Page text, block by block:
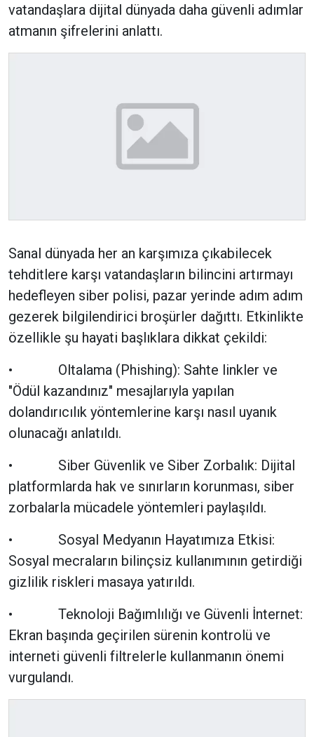
vatandaşlara dijital dünyada daha güvenli adımlar
atmanın şifrelerini anlattı.
Sanal dünyada her an karşımıza çıkabilecek
tehditlere karşı vatandaşların bilincini artırmayı
hedefleyen siber polisi, pazar yerinde adım adım
gezerek bilgilendirici broşürler dağıttı. Etkinlikte
özellikle şu hayati başlıklara dikkat çekildi:
• Oltalama (Phishing): Sahte linkler ve
"Ödül kazandınız" mesajlarıyla yapılan
dolandırıcılık yöntemlerine karşı nasıl uyanık
olunacağı anlatıldı.
• Siber Güvenlik ve Siber Zorbalık: Dijital
platformlarda hak ve sınırların korunması, siber
zorbalarla mücadele yöntemleri paylaşıldı.
• Sosyal Medyanın Hayatımıza Etkisi:
Sosyal mecraların bilinçsiz kullanımının getirdiği
gizlilik riskleri masaya yatırıldı.
• Teknoloji Bağımlılığı ve Güvenli İnternet:
Ekran başında geçirilen sürenin kontrolü ve
interneti güvenli filtrelerle kullanmanın önemi
vurgulandı.